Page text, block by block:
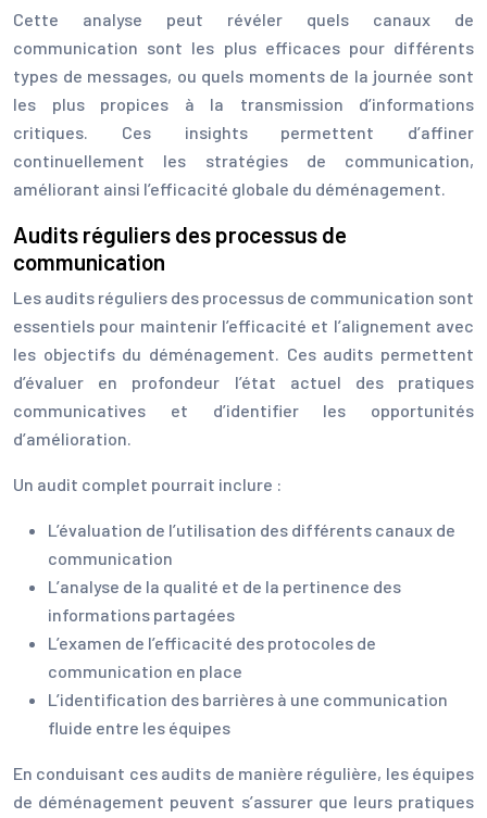
Cette analyse peut révéler quels canaux de
communication sont les plus efficaces pour différents
types de messages, ou quels moments de la journée sont
les plus propices à la transmission d’informations
critiques. Ces insights permettent d’affiner
continuellement les stratégies de communication,
améliorant ainsi l’efficacité globale du déménagement.
Audits réguliers des processus de
communication
Les audits réguliers des processus de communication sont
essentiels pour maintenir l’efficacité et l’alignement avec
les objectifs du déménagement. Ces audits permettent
d’évaluer en profondeur l’état actuel des pratiques
communicatives et d’identifier les opportunités
d’amélioration.
Un audit complet pourrait inclure :
L’évaluation de l’utilisation des différents canaux de
communication
L’analyse de la qualité et de la pertinence des
informations partagées
L’examen de l’efficacité des protocoles de
communication en place
L’identification des barrières à une communication
fluide entre les équipes
En conduisant ces audits de manière régulière, les équipes
de déménagement peuvent s’assurer que leurs pratiques